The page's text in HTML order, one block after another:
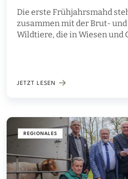
Die erste Frühjahrsmahd
zusammen mit der Brut-
Wildtiere, die in Wiesen und
nicht aber vor den
Landwirtschaftskammer
gemeinsamen
geben Tipps und
JETZT LESEN
REGIONALES